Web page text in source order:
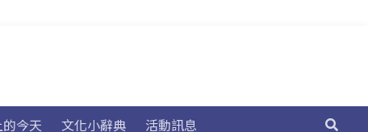
今天 文化小辭典 活動訊息